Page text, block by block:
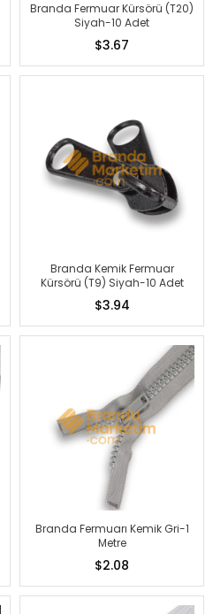
Branda Fermuar Kürsörü (T20)
Siyah-10 Adet
$3.67
Branda Kemik Fermuar
Kürsörü (T9) Siyah-10 Adet
$3.94
Branda Fermuarı Kemik Gri-1
Metre
$2.08